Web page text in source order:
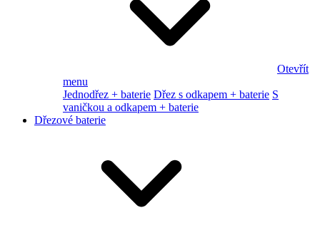
Otevřít
menu
Jednodřez + baterie Dřez s odkapem + baterie S
vaničkou a odkapem + baterie
Dřezové baterie